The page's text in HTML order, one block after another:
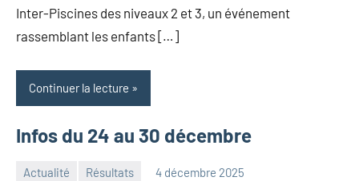
Inter-Piscines des niveaux 2 et 3, un événement
rassemblant les enfants […]
Continuer la lecture
Infos du 24 au 30 décembre
Actualité Résultats 4 décembre 2025